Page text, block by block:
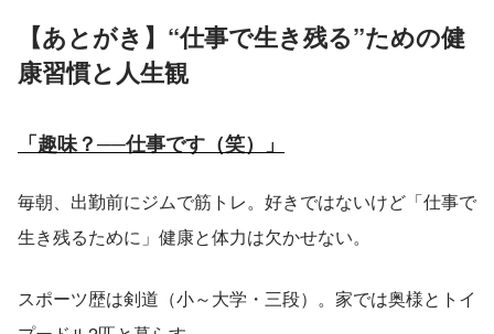
【あとがき】“仕事で生き残る”ための健
康習慣と人生観
「趣味？──仕事です（笑）」
毎朝、出勤前にジムで筋トレ。好きではないけど「仕事で
生き残るために」健康と体力は欠かせない。
スポーツ歴は剣道（小～大学・三段）。家では奥様とトイ